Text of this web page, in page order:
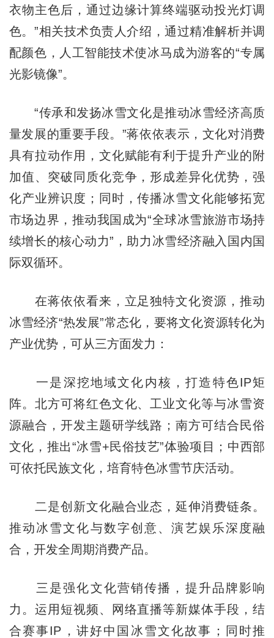
衣物主色后，通过边缘计算终端驱动投光灯调
色。”相关技术负责人介绍，通过精准解析并调
配颜色，人工智能技术使冰马成为游客的“专属
光影镜像”。
“传承和发扬冰雪文化是推动冰雪经济高质
量发展的重要手段。”蒋依依表示，文化对消费
具有拉动作用，文化赋能有利于提升产业的附
加值、突破同质化竞争，形成差异化优势，强
化产业辨识度；同时，传播冰雪文化能够拓宽
市场边界，推动我国成为“全球冰雪旅游市场持
续增长的核心动力”，助力冰雪经济融入国内国
际双循环。
在蒋依依看来，立足独特文化资源，推动
冰雪经济“热发展”常态化，要将文化资源转化为
产业优势，可从三方面发力：
一是深挖地域文化内核，打造特色IP矩
阵。北方可将红色文化、工业文化等与冰雪资
源融合，开发主题研学线路；南方可结合民俗
文化，推出“冰雪+民俗技艺”体验项目；中西部
可依托民族文化，培育特色冰雪节庆活动。
二是创新文化融合业态，延伸消费链条。
推动冰雪文化与数字创意、演艺娱乐深度融
合，开发全周期消费产品。
三是强化文化营销传播，提升品牌影响
力。运用短视频、网络直播等新媒体手段，结
合赛事IP，讲好中国冰雪文化故事；同时推